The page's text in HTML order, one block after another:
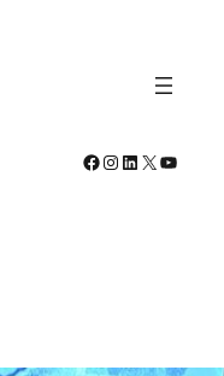
Facebook
Instagram
LinkedIn
X